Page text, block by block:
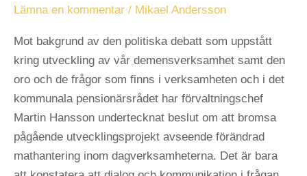
Lämna en kommentar / Mikael Andersson
Mot bakgrund av den politiska debatt som uppstått
kring utveckling av vår demensverksamhet samt den
oro och de frågor som finns i verksamheten och i det
kommunala pensionärsrådet har förvaltningschef
Martin Hansson undertecknat beslut om att bromsa
pågående utvecklingsprojekt avseende förändrad
mathantering inom dagverksamheterna. Det är bara